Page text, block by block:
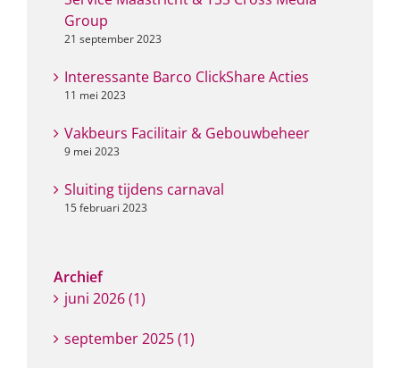
Group
21 september 2023
Interessante Barco ClickShare Acties
11 mei 2023
Vakbeurs Facilitair & Gebouwbeheer
9 mei 2023
Sluiting tijdens carnaval
15 februari 2023
Archief
juni 2026 (1)
september 2025 (1)